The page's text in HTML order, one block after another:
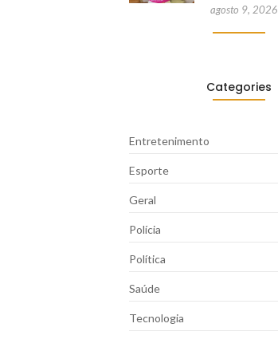
agosto 9, 2026
Categories
Entretenimento
Esporte
Geral
Polícia
Política
Saúde
Tecnologia